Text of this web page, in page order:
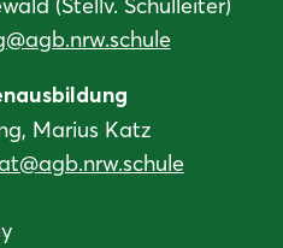
Marius Katz